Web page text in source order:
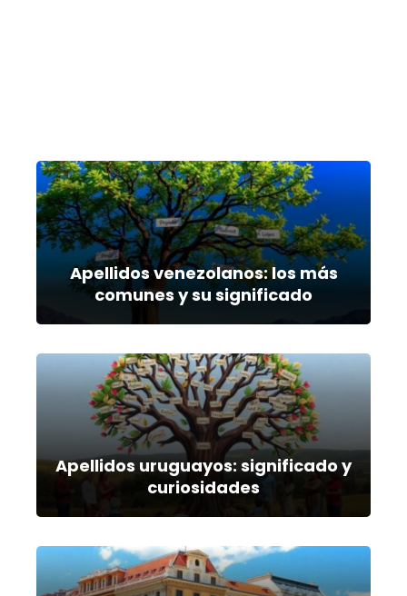
Apellidos venezolanos: los más
comunes y su significado
Apellidos uruguayos: significado y
curiosidades